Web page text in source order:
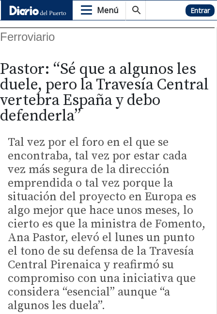
Menú Hemeroteca Entrar
Ferroviario
Pastor: “Sé que a algunos les
duele, pero la Travesía Central
vertebra España y debo
defenderla”
Tal vez por el foro en el que se
encontraba, tal vez por estar cada
vez más segura de la dirección
emprendida o tal vez porque la
situación del proyecto en Europa es
algo mejor que hace unos meses, lo
cierto es que la ministra de Fomento,
Ana Pastor, elevó el lunes un punto
el tono de su defensa de la Travesía
Central Pirenaica y reafirmó su
compromiso con una iniciativa que
considera “esencial” aunque “a
algunos les duela”.